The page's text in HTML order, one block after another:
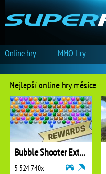
Nejlepší online hry měsíce
Bubble Shooter Extreme
5 524 740x
Online hry MMO Hry